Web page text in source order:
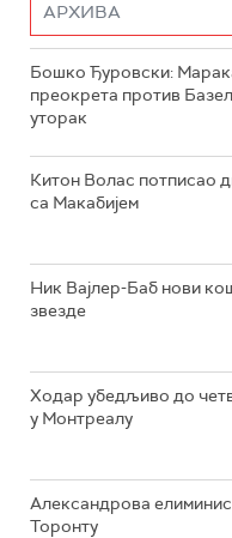
Бошко Ђуровски:
преокрета против
уторак
Китон Волас потписао
са Макабијем
Ник Вајлер-Баб нови
звезде
Ходар убедљиво до
у Монтреалу
Александрова
Торонту